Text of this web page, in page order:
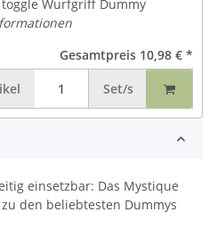
Wurfgriff Dummy
Gesamtpreis 10,98 € *
Set/s
einsetzbar: Das Mystique
den beliebtesten Dummys